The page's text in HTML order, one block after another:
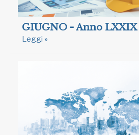
GIUGNO - Anno LXXIX
Leggi »